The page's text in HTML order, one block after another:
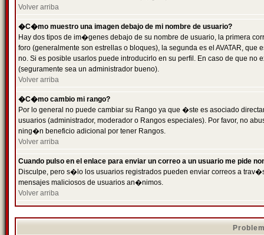
Volver arriba
�C�mo muestro una imagen debajo de mi nombre de usuario?
Hay dos tipos de im�genes debajo de su nombre de usuario, la primera
foro (generalmente son estrellas o bloques), la segunda es el AVATAR,
no. Si es posible usarlos puede introducirlo en su perfil. En caso de que
(seguramente sea un administrador bueno).
Volver arriba
�C�mo cambio mi rango?
Por lo general no puede cambiar su Rango ya que �ste es asociado
usuarios (administrador, moderador o Rangos especiales). Por favor, no
ning�n beneficio adicional por tener Rangos.
Volver arriba
Cuando pulso en el enlace para enviar un correo a un usuario me pide
Disculpe, pero s�lo los usuarios registrados pueden enviar correos a
mensajes maliciosos de usuarios an�nimos.
Volver arriba